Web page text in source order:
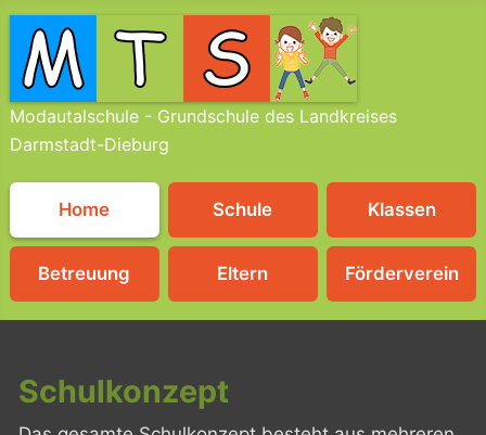
Modautalschule - Grundschule des Landkreises
Darmstadt-Dieburg
Home Schule Klassen
Betreuung Eltern Förderverein
Schulkonzept